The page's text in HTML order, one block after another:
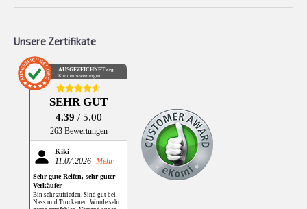
Unsere Zertifikate
AUSGEZEICHNET.org
Kundenbewertungen
SEHR GUT
4.39 / 5.00
263 Bewertungen
Kiki
11.07.2026 Mehr
Sehr gute Reifen, sehr guter
Verkäufer
Bin sehr zufrieden. Sind gut bei
Nass und Trockenen. Wurde sehr